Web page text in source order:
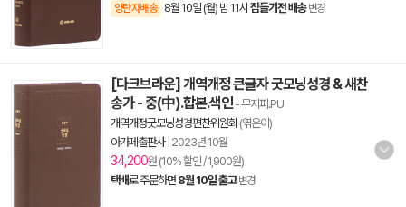
양탄자배송 8월 10일 (월) 밤 11시 잠들기전 배송 변경
[다크브라운] 개역개정 큰글자 굿모닝성경 & 새찬
송가 - 중(中).합본.색인- 무지퍼.PU
개역개정굿모닝성경편찬위원회 (엮은이)
아가페출판사| 2023년 10월
34,200원 (10% 할인 / 1,900원)
택배로 주문하면 8월 10일 출고 변경